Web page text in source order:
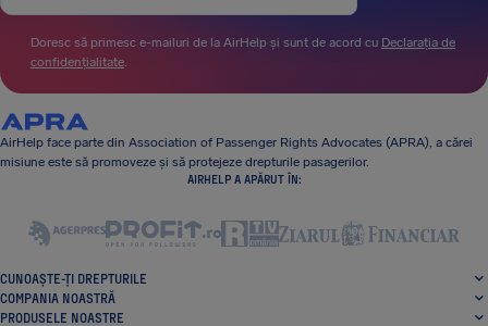
Doresc să primesc e-mailuri de la AirHelp și sunt de acord cu Declarația de
confidențialitate.
AirHelp face parte din Association of Passenger Rights Advocates (APRA), a cărei
misiune este să promoveze și să protejeze drepturile pasagerilor.
AIRHELP A APĂRUT ÎN:
CUNOAȘTE-ȚI DREPTURILE
COMPANIA NOASTRĂ
PRODUSELE NOASTRE